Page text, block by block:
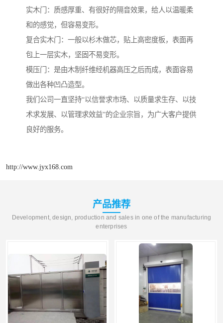
实木门：质感厚重、有很好的隔音效果，给人以温暖柔
和的感觉，但容易变形。
复合实木门：一般以杉木做芯，贴上高密度板，表面再
包上一层实木，坚固不易变形。
模压门：是由木制纤维经机器高压之后而成，表面容易
做出各种凹凸造型。
我们公司一直坚持“以信誉求市场、以质量求生存、以技
术求发展、以管理求效益”的企业宗旨，为广大客户提供
良好的服务。
http://www.jyx168.com
产品推荐
Development, design, production and sales in one of the manufacturing
enterprises